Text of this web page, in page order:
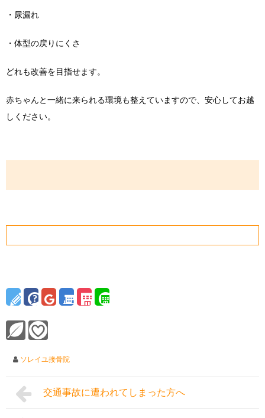
・尿漏れ
・体型の戻りにくさ
どれも改善を目指せます。
赤ちゃんと一緒に来られる環境も整えていますので、安心してお越
しください。
ソレイユ接骨院
交通事故に遭われてしまった方へ